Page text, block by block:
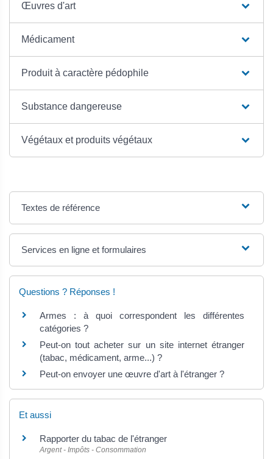
Œuvres d'art
Médicament
Produit à caractère pédophile
Substance dangereuse
Végétaux et produits végétaux
Textes de référence
Services en ligne et formulaires
Questions ? Réponses !
Armes : à quoi correspondent les différentes
catégories ?
Peut-on tout acheter sur un site internet étranger
(tabac, médicament, arme...) ?
Peut-on envoyer une œuvre d'art à l'étranger ?
Et aussi
Rapporter du tabac de l'étranger
Argent - Impôts - Consommation